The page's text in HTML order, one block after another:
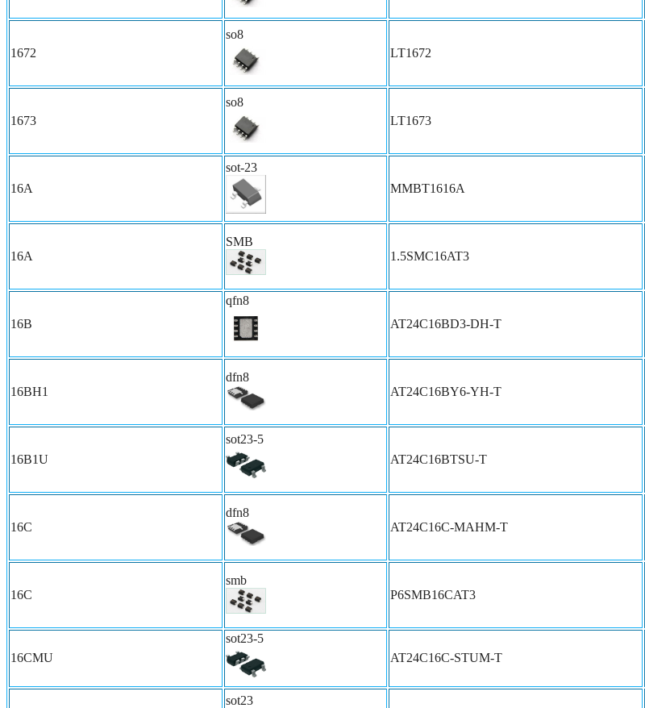
1672
so8
LT1672
1673
so8
LT1673
16A
sot-23
MMBT1616A
16A
SMB
1.5SMC16AT3
16B
qfn8
AT24C16BD3-DH-T
16BH1
dfn8
AT24C16BY6-YH-T
16B1U
sot23-5
AT24C16BTSU-T
16C
dfn8
AT24C16C-MAHM-T
16C
smb
P6SMB16CAT3
16CMU
sot23-5
AT24C16C-STUM-T
sot23